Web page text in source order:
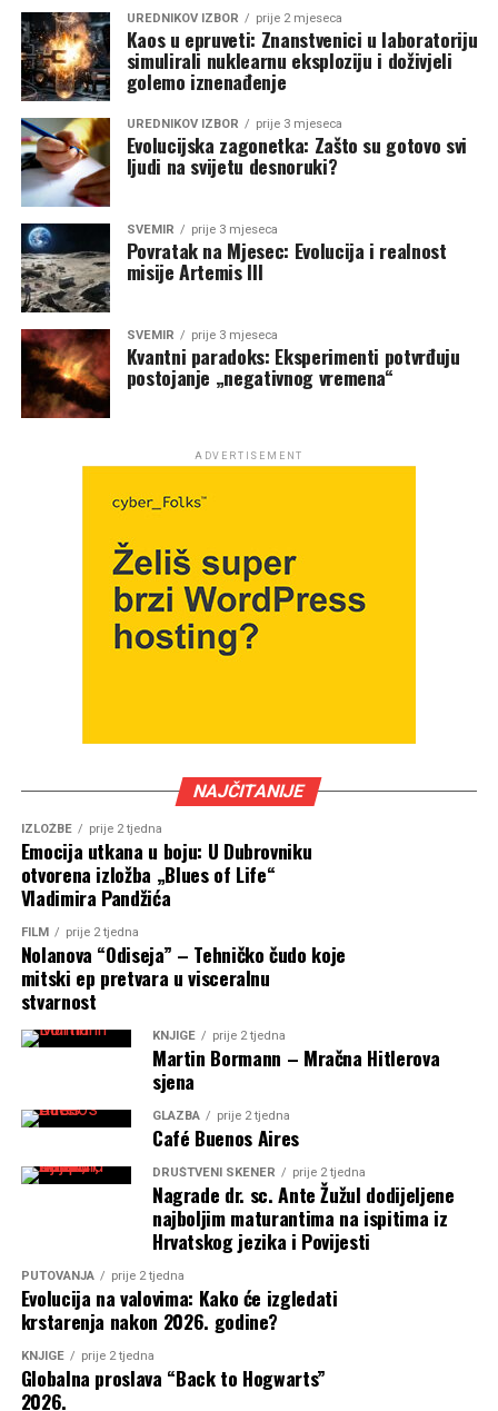
UREDNIKOV IZBOR prije 2 mjeseca
Kaos u epruveti: Znanstvenici u laboratoriju
simulirali nuklearnu eksploziju i doživjeli
golemo iznenađenje
UREDNIKOV IZBOR prije 3 mjeseca
Evolucijska zagonetka: Zašto su gotovo svi
ljudi na svijetu desnoruki?
SVEMIR prije 3 mjeseca
Povratak na Mjesec: Evolucija i realnost
misije Artemis III
SVEMIR prije 3 mjeseca
Kvantni paradoks: Eksperimenti potvrđuju
postojanje „negativnog vremena“
ADVERTISEMENT
NAJČITANIJE
IZLOŽBE prije 2 tjedna
Emocija utkana u boju: U Dubrovniku
otvorena izložba „Blues of Life“
Vladimira Pandžića
FILM prije 2 tjedna
Nolanova “Odiseja” – Tehničko čudo koje
mitski ep pretvara u visceralnu
stvarnost
KNJIGE prije 2 tjedna
Martin Bormann – Mračna Hitlerova
sjena
GLAZBA prije 2 tjedna
Café Buenos Aires
DRUŠTVENI SKENER prije 2 tjedna
Nagrade dr. sc. Ante Žužul dodijeljene
najboljim maturantima na ispitima iz
Hrvatskog jezika i Povijesti
PUTOVANJA prije 2 tjedna
Evolucija na valovima: Kako će izgledati
krstarenja nakon 2026. godine?
KNJIGE prije 2 tjedna
Globalna proslava “Back to Hogwarts”
2026.